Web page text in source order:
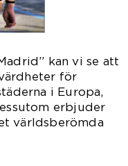
kan vi se att
för
i Europa,
erbjuder
världsberömda